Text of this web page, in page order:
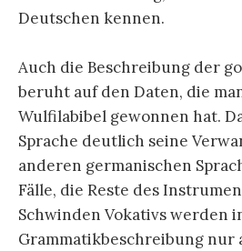
Deutschen kennen.
Auch die Beschreibung der
beruht auf den Daten, die
Wulfilabibel gewonnen hat.
Sprache deutlich seine
anderen germanischen
Fälle, die Reste des
Schwinden Vokativs werden
Grammatikbeschreibung nur